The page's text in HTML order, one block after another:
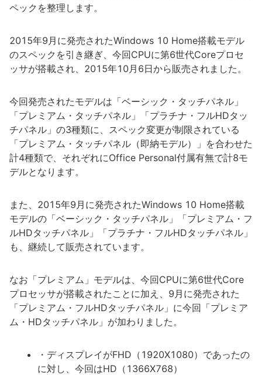
ペックを整理します。
2015年9月に発売されたWindows 10 Home搭載モデル
のスペックを引き継ぎ、今回CPUに第6世代Coreプロセ
ッサが搭載され、2015年10月6日から販売されました。
今回発売されたモデルは「ベーシック・タッチパネル」
「プレミアム・タッチパネル」「プラチナ・フルHDタッ
チパネル」の3種類に、スペック変更が制限されている
「プレミアム・タッチパネル（即納モデル）」を合わせた
計4種類で、それぞれにOffice Personal付属有無で計8モ
デルとなります。
また、2015年9月に発売されたWindows 10 Home搭載
モデルの「ベーシック・タッチパネル」「プレミアム・フ
ルHDタッチパネル」「プラチナ・フルHDタッチパネル」
も、継続して販売されています。
なお「プレミアム」モデルは、今回CPUに第6世代Core
プロセッサが搭載されたことに加え、9月に発売された
「プレミアム・フルHDタッチパネル」に今回「プレミア
ム・HDタッチパネル」が加わりました。
・ディスプレイがFHD（1920X1080）であったの
に対し、今回はHD（1366X768）